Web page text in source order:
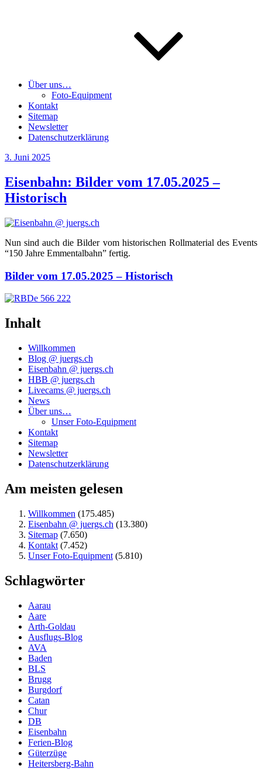
Über uns…
Foto-Equipment
Kontakt
Sitemap
Newsletter
Datenschutzerklärung
Veröffentlicht
3. Juni 2025
Eisenbahn: Bilder vom 17.05.2025 –
Historisch
Nun sind auch die Bil­der vom his­to­ri­schen Roll­ma­te­ri­al des Events
“150 Jah­re Emmen­tal­bahn” fertig.
Bilder vom 17.05.2025 – Historisch
Inhalt
Willkommen
Blog @ juergs.ch
Eisenbahn @ juergs.ch
HBB @ juergs.ch
Livecams @ juergs.ch
News
Über uns…
Unser Foto-Equipment
Kontakt
Sitemap
Newsletter
Datenschutzerklärung
Am meisten gelesen
Willkommen (175.485)
Eisenbahn @ juergs.ch (13.380)
Sitemap (7.650)
Kontakt (7.452)
Unser Foto-Equipment (5.810)
Schlagwörter
Aarau
Aare
Arth-Goldau
Ausflugs-Blog
AVA
Baden
BLS
Brugg
Burgdorf
Catan
Chur
DB
Eisenbahn
Ferien-Blog
Güterzüge
Heitersberg-Bahn